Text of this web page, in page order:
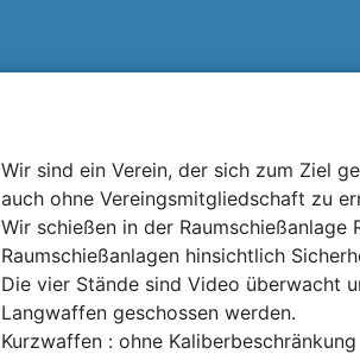
Wir sind ein Verein, der sich zum Ziel
auch ohne Vereingsmitgliedschaft zu
Wir schießen in der
Raumschießanlagen hinsichtlich
Die vier Stände sind Video überwacht
Langwaffen geschossen werden.
Kurzwaffen : ohne Kaliberbeschränkung